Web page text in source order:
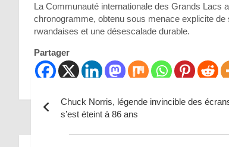
La Communauté internationale des Grands
chronogramme, obtenu sous menace explicite
rwandaises et une désescalade durable.
Partager
Navigation
Chuck Norris, légende invincible des
s’est éteint à 86 ans